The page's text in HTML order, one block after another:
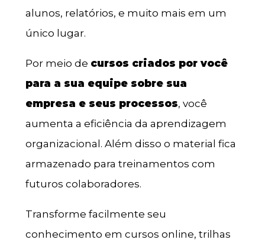
alunos, relatórios, e muito mais em um
único lugar.
Por meio de cursos criados por você
para a sua equipe sobre sua
empresa e seus processos, você
aumenta a eficiência da aprendizagem
organizacional. Além disso o material fica
armazenado para treinamentos com
futuros colaboradores.
Transforme facilmente seu
conhecimento em cursos online, trilhas